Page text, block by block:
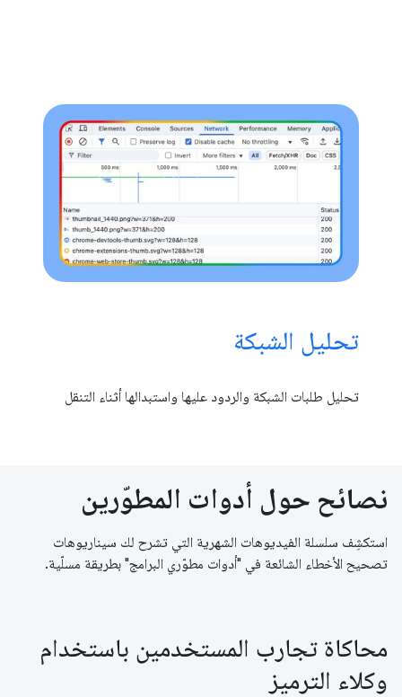
تحليل الشبكة
تحليل طلبات الشبكة والردود عليها واستبدالها أثناء التنقل
نصائح حول أدوات المطوّرين
استكشِف سلسلة الفيديوهات الشهرية التي تشرح لك سيناريوهات
تصحيح الأخطاء الشائعة في "أدوات مطوّري البرامج" بطريقة مسلّية.
محاكاة تجارب المستخدمين باستخدام
وكلاء الترميز